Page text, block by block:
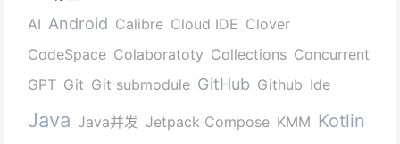
AI Android Calibre Cloud IDE Clover
CodeSpace Colaboratoty Collections Concurrent
GPT Git Git submodule GitHub Github Ide
Java Java并发 Jetpack Compose KMM Kotlin